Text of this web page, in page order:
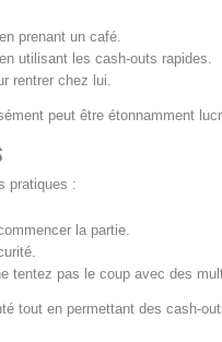
prenant un café.
utilisant les cash‑outs rapides.
rentrer chez lui.
peut être étonnamment
pratiques :
la partie.
pas le coup avec des
tout en permettant des